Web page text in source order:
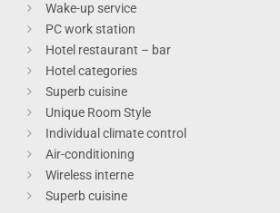
Wake-up service
PC work station
Hotel restaurant – bar
Hotel categories
Superb cuisine
Unique Room Style
Individual climate control
Air-conditioning
Wireless interne
Superb cuisine